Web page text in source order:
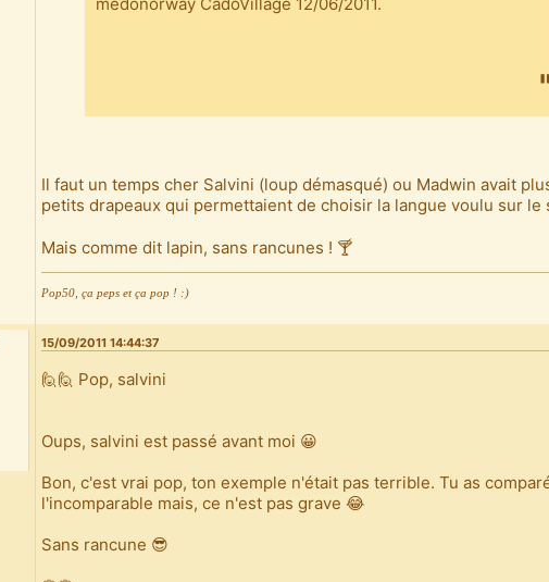
Il faut un temps cher Salvini (loup démasqué) ou Madwin avait
petits drapeaux qui permettaient de choisir la langue voulu sur le
Mais comme dit lapin, sans rancunes ! 🍸
Pop50, ça peps et ça pop ! :)
15/09/2011 14:44:37
🙋🙋 Pop, salvini
Oups, salvini est passé avant moi 😀
Bon, c'est vrai pop, ton exemple n'était pas terrible. Tu as
l'incomparable mais, ce n'est pas grave 😂
Sans rancune 😎